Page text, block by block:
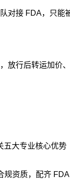
对接 FDA，只能
放行后转运加价
五大专业核心优势
规资质，配齐